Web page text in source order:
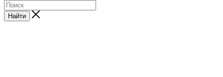
Найти